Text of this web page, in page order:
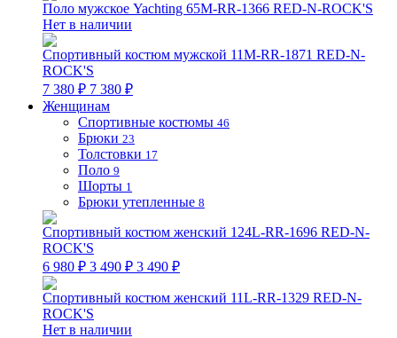
Поло мужское Yachting 65M-RR-1366 RED-N-ROCK'S
Нет в наличии
Спортивный костюм мужской 11M-RR-1871 RED-N-
ROCK'S
7 380 ₽ 7 380 ₽
Женщинам
Спортивные костюмы 46
Брюки 23
Толстовки 17
Поло 9
Шорты 1
Брюки утепленные 8
Спортивный костюм женский 124L-RR-1696 RED-N-
ROCK'S
6 980 ₽ 3 490 ₽ 3 490 ₽
Спортивный костюм женский 11L-RR-1329 RED-N-
ROCK'S
Нет в наличии